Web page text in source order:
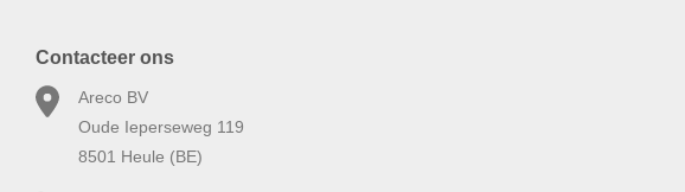
Contacteer ons
Areco BV
Oude Ieperseweg 119
8501 Heule (BE)